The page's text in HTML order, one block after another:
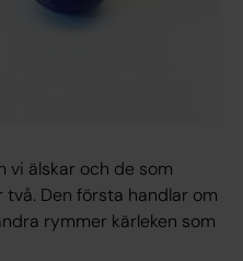
vi älskar och de som
två. Den första handlar om
rymmer kärleken som